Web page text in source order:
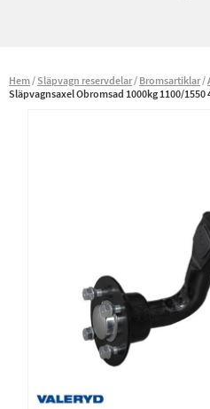
Hem Släpvagn reservdelar Bromsartiklar
Släpvagnsaxel Obromsad 1000kg 1100/1550